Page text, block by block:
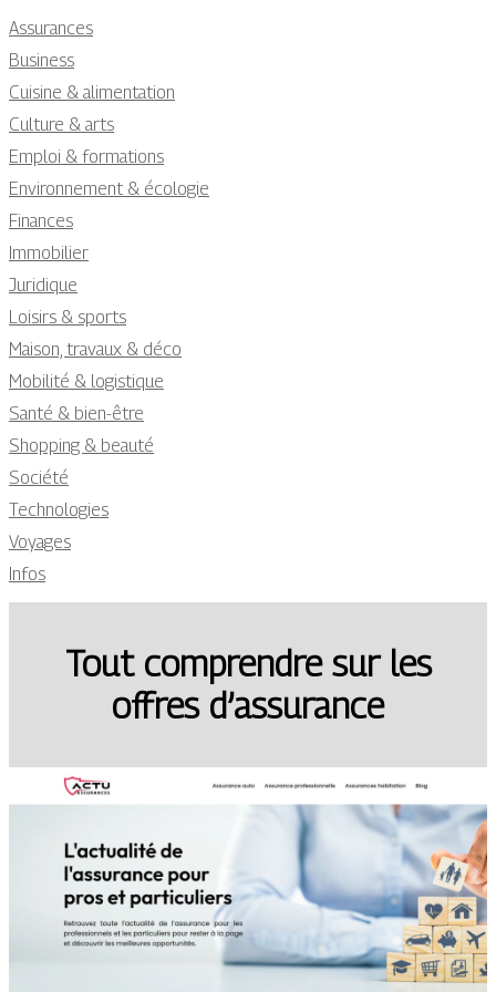
Assurances
Business
Cuisine & alimentation
Culture & arts
Emploi & formations
Environnement & écologie
Finances
Immobilier
Juridique
Loisirs & sports
Maison, travaux & déco
Mobilité & logistique
Santé & bien-être
Shopping & beauté
Société
Technologies
Voyages
Infos
Tout comprendre sur les
offres d’assurance